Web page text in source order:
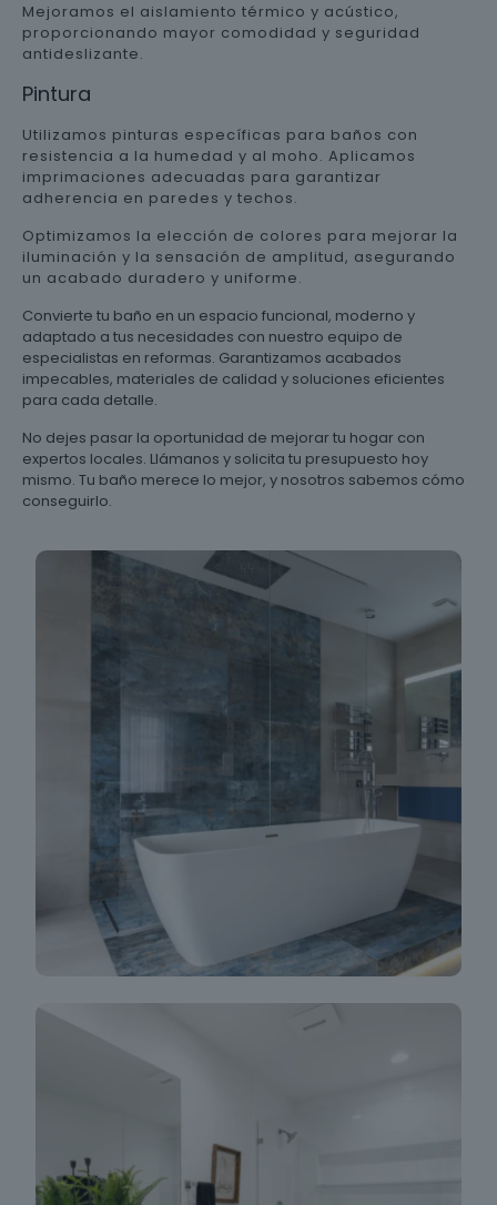
Mejoramos el aislamiento térmico y acústico,
proporcionando mayor comodidad y seguridad
antideslizante.
Pintura
Utilizamos pinturas específicas para baños con
resistencia a la humedad y al moho. Aplicamos
imprimaciones adecuadas para garantizar
adherencia en paredes y techos.
Optimizamos la elección de colores para mejorar la
iluminación y la sensación de amplitud, asegurando
un acabado duradero y uniforme.
Convierte tu baño en un espacio funcional, moderno y
adaptado a tus necesidades con nuestro equipo de
especialistas en reformas. Garantizamos acabados
impecables, materiales de calidad y soluciones eficientes
para cada detalle.
No dejes pasar la oportunidad de mejorar tu hogar con
expertos locales. Llámanos y solicita tu presupuesto hoy
mismo. Tu baño merece lo mejor, y nosotros sabemos cómo
conseguirlo.